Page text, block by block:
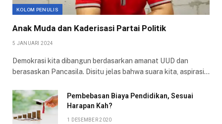
KOLOM PENULIS
Anak Muda dan Kaderisasi Partai Politik
5 JANUARI 2024
Demokrasi kita dibangun berdasarkan amanat UUD dan
berasaskan Pancasila. Disitu jelas bahwa suara kita, aspirasi…
Pembebasan Biaya Pendidikan, Sesuai
Harapan Kah?
1 DESEMBER 2020